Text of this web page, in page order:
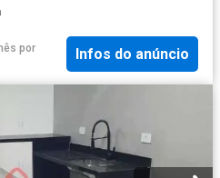
por
Infos do anúncio